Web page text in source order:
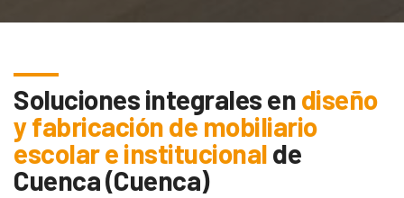
Soluciones integrales endiseño
y fabricación de mobiliario
escolar e institucionalde
Cuenca (Cuenca)